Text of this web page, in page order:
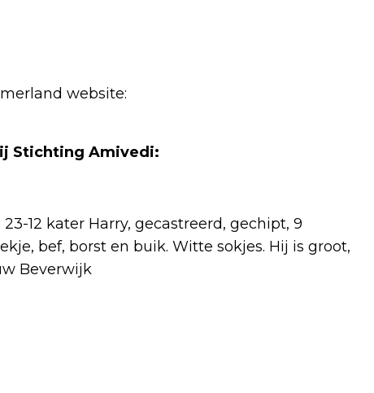
website:
Stichting Amivedi:
12 kater Harry, gecastreerd, gechipt, 9
bef, borst en buik. Witte sokjes. Hij is groot,
Beverwijk